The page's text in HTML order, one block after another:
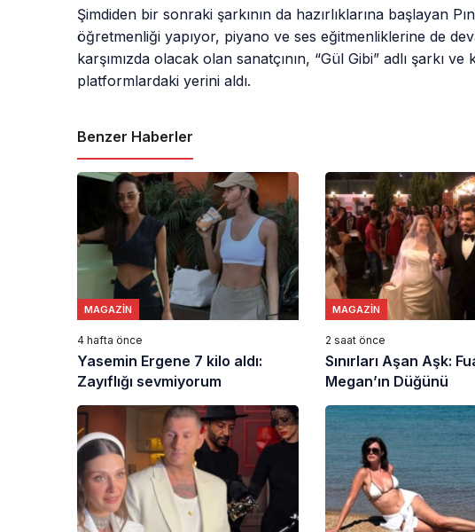
Şimdiden bir sonraki şarkının da hazırlıklarına başlayan
öğretmenliği yapıyor, piyano ve ses eğitmenliklerine de
karşımızda olacak olan sanatçının, “Gül Gibi” adlı şarkı
platformlardaki yerini aldı.
Benzer Haberler
MAGAZIN
4 hafta önce
Yasemin Ergene 7 kilo aldı:
Zayıflığı sevmiyorum
MAGAZIN
2 saat önce
Sınırları Aşan Aşk:
Megan’ın Düğünü